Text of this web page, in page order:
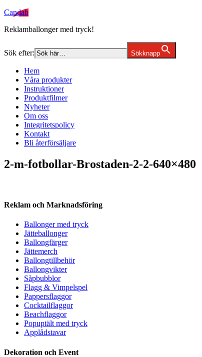
Candab
Reklamballonger med tryck!
Sök efter: Sökknapp
Hem
Våra produkter
Instruktioner
Produktfilmer
Nyheter
Om oss
Integritetspolicy
Kontakt
Bli återförsäljare
2-m-fotbollar-Brostaden-2-2-640×480
Reklam och Marknadsföring
Ballonger med tryck
Jätteballonger
Ballongfärger
Jättemerch
Ballongtillbehör
Ballongvikter
Såpbubblor
Flagg & Vimpelspel
Pappersflaggor
Cocktailflaggor
Beachflaggor
Popuptält med tryck
Applådstavar
Dekoration och Event